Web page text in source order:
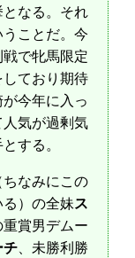
なる。それ
ことだ。今
で牝馬限定
ており期待
今年に入っ
気が過剰気
する。
ちなみにこの
）の全妹ス
賞男デムー
チ、未勝利勝